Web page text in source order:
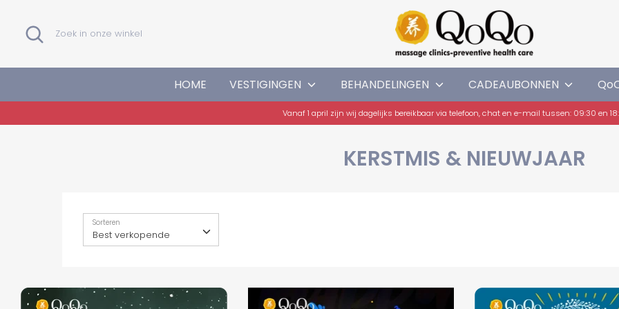
inhoud
Zoeken
Zoek
in
winkel
HOME VESTIGINGEN BEHANDELINGEN CADEAUBONNEN
Vanaf 1 april zijn wij dagelijks bereikbaar via telefoon, chat en e-mail tussen: 09:30 en
KERSTMIS & NIEUWJAAR
Sorteren
Best verkopende